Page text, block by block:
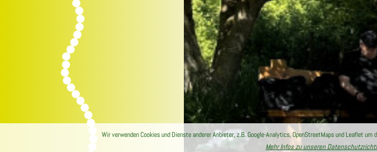
Wir verwenden Cookies und Dienste anderer Anbieter, z.B. Google-Analytics, OpenStreetMaps und Leaflet
Mehr Infos zu unseren